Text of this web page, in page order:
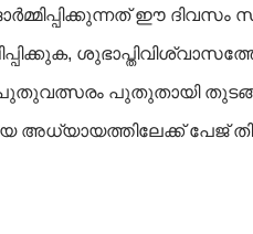
ഈ
പുതുവത്സരം പുതുതായി
പേജ്